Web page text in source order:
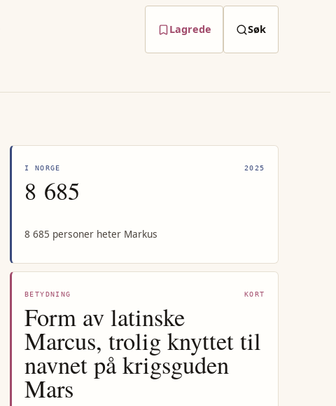
Lagrede Søk
I NORGE 2025
8 685
8 685 personer heter Markus
BETYDNING KORT
Form av latinske
Marcus, trolig knyttet til
navnet på krigsguden
Mars